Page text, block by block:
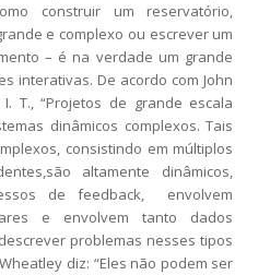
construir um reservatório,
e complexo ou escrever um
– é na verdade um grande
interativas. De acordo com John
T., “Projetos de grande escala
dinâmicos complexos. Tais
consistindo em múltiplos
altamente dinâmicos,
de feedback, envolvem
e envolvem tanto dados
problemas nesses tipos
diz: “Eles não podem ser